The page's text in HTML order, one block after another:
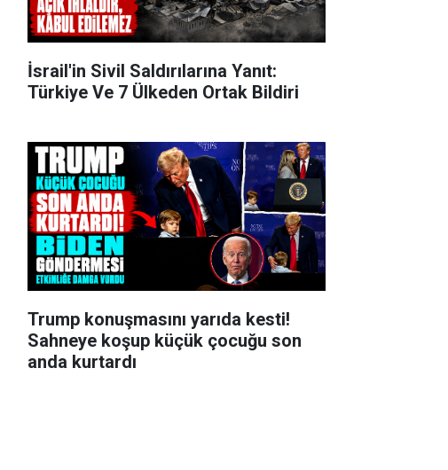
İsrail'in Sivil Saldırılarına Yanıt:
Türkiye Ve 7 Ülkeden Ortak Bildiri
Trump konuşmasını yarıda kesti!
Sahneye koşup küçük çocuğu son
anda kurtardı